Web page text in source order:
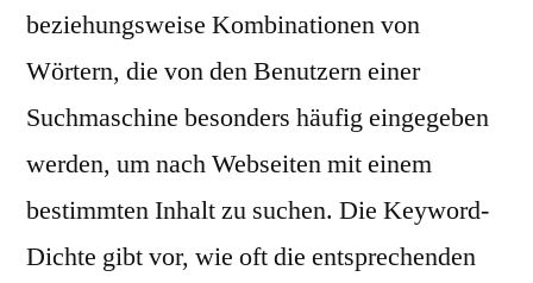
beziehungsweise Kombinationen von
Wörtern, die von den Benutzern einer
Suchmaschine besonders häufig eingegeben
werden, um nach Webseiten mit einem
bestimmten Inhalt zu suchen. Die Keyword-
Dichte gibt vor, wie oft die entsprechenden